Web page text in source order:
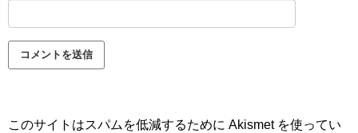
このサイトはスパムを低減するために Akismet を使ってい